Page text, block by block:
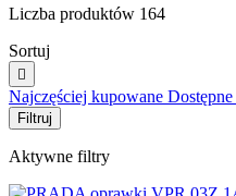
Liczba produktów 164
Sortuj

Najczęściej kupowane Dostępne
Filtruj
Aktywne filtry